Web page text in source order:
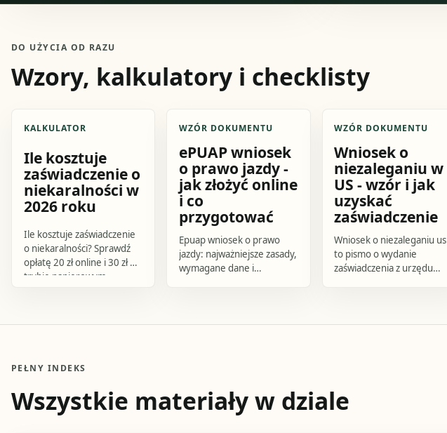
DO UŻYCIA OD RAZU
Wzory, kalkulatory i checklisty
KALKULATOR
Ile kosztuje
zaświadczenie o
niekaralności w
2026 roku
Ile kosztuje zaświadczenie
o niekaralności? Sprawdź
opłatę 20 zł online i 30 zł w
trybie papierowym,
WZÓR DOKUMENTU
ePUAP wniosek
o prawo jazdy -
jak złożyć online
i co
przygotować
Epuap wniosek o prawo
jazdy: najważniejsze zasady,
wymagane dane i
WZÓR DOKUMENTU
Wniosek o
niezaleganiu w
US - wzór i jak
uzyskać
zaświadczenie
Wniosek o niezaleganiu us
to pismo o wydanie
zaświadczenia z urzędu
albo wskazującego stan.
PEŁNY INDEKS
Wszystkie materiały w dziale